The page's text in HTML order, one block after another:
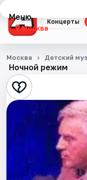
Концерты
Меню
Москва
Концерты
Театр
Стендап
Выставки
Квесты
Экскурсии
Ночной режим
Москва Детский